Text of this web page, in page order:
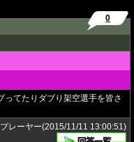
0
ってたりダブり架空選手を皆さ
レーヤー(2015/11/11 13:00:51)